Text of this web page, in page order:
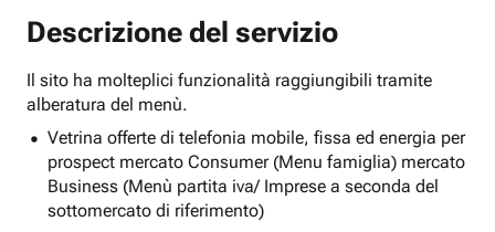
Descrizione del servizio
Il sito ha molteplici funzionalità raggiungibili tramite
alberatura del menù.
Vetrina offerte di telefonia mobile, fissa ed energia per
prospect mercato Consumer (Menu famiglia) mercato
Business (Menù partita iva/ Imprese a seconda del
sottomercato di riferimento)